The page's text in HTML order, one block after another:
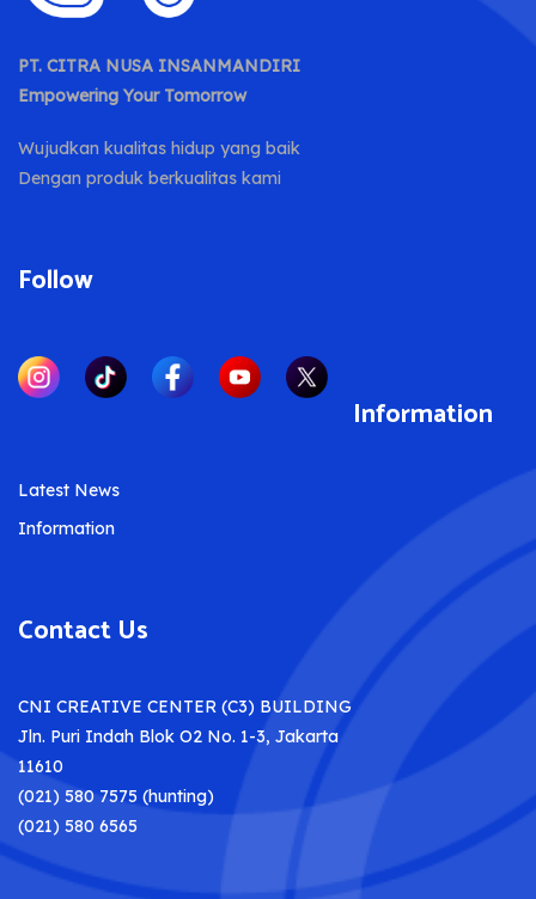
PT. CITRA NUSA INSANMANDIRI
Empowering Your Tomorrow
Wujudkan kualitas hidup yang baik
Dengan produk berkualitas kami
Follow
Information
Latest News
Information
Contact Us
CNI CREATIVE CENTER (C3) BUILDING
Jln. Puri Indah Blok O2 No. 1-3, Jakarta
11610
(021) 580 7575 (hunting)
(021) 580 6565